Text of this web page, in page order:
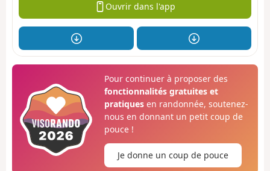
Ouvrir dans l'app
Pour continuer à proposer des
fonctionnalités gratuites et
pratiquesen randonnée, soutenez-
nous en donnant un petit coup de
pouce !
Je donne un coup de pouce